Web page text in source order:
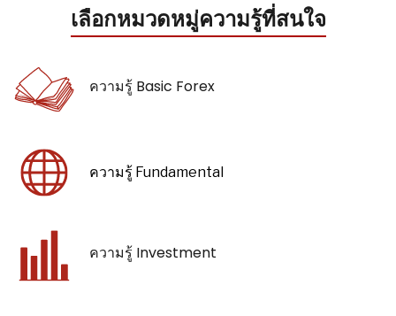
เลือกหมวดหมู่ความรู้ที่สนใจ
ความรู้ Basic Forex
ความรู้ Fundamental
ความรู้ Investment